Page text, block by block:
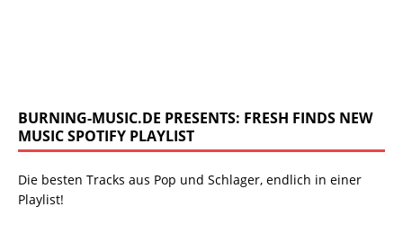
BURNING-MUSIC.DE PRESENTS: FRESH FINDS NEW
MUSIC SPOTIFY PLAYLIST
Die besten Tracks aus Pop und Schlager, endlich in einer
Playlist!